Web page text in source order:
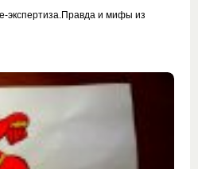
экспертиза.Правда и мифы из